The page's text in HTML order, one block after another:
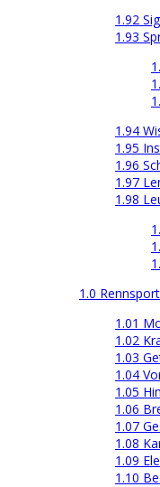
1.92
1.93
1.94
1.95
1.96
1.97
1.98
1.0 Rennsport
1.01
1.02
1.03
1.04
1.05
1.06
1.07
1.08
1.09
1.10